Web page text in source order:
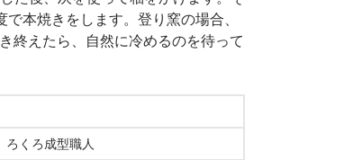
本焼きをします。登り窯の場合、
終えたら、自然に冷めるのを待って
ろくろ成型職人